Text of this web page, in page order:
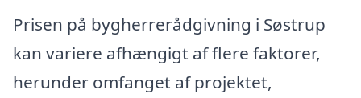
Prisen på bygherrerådgivning i Søstrup
kan variere afhængigt af flere faktorer,
herunder omfanget af projektet,